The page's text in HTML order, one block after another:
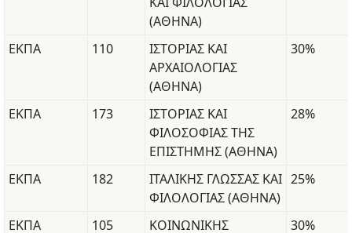
(ΑΘΗΝΑ)
ΕΚΠΑ 110
ΙΣΤΟΡΙΑΣ ΚΑΙ
ΑΡΧΑΙΟΛΟΓΙΑΣ
(ΑΘΗΝΑ)
30%
ΕΚΠΑ 173
ΙΣΤΟΡΙΑΣ ΚΑΙ
ΦΙΛΟΣΟΦΙΑΣ ΤΗΣ
ΕΠΙΣΤΗΜΗΣ (ΑΘΗΝΑ)
28%
ΕΚΠΑ 182
ΙΤΑΛΙΚΗΣ ΓΛΩΣΣΑΣ ΚΑΙ
ΦΙΛΟΛΟΓΙΑΣ (ΑΘΗΝΑ)
25%
ΕΚΠΑ 105
ΚΟΙΝΩΝΙΚΗΣ
30%